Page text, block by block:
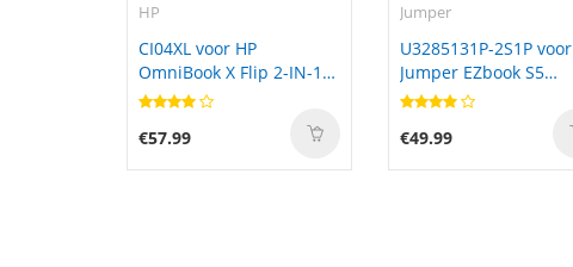
HP
CI04XL voor HP
OmniBook X Flip 2-IN-1
16
€57.99
Jumper
U3285131P-2S1P voor
Jumper EZbook S5
3376125-2S
€49.99